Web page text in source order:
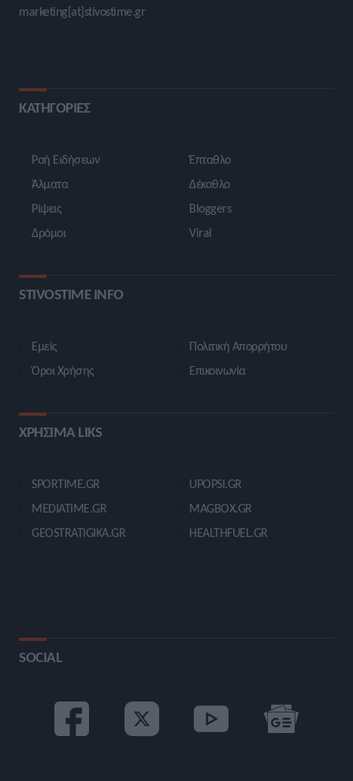
marketing[at]stivostime.gr
ΚΑΤΗΓΟΡΙΕΣ
Ροή Ειδήσεων
Άλματα
Ρίψεις
Δρόμοι
Έπταθλο
Δέκαθλο
Bloggers
Viral
STIVOSTIME INFO
Εμείς
Όροι Χρήσης
Πολιτική Απορρήτου
Επικοινωνία
ΧΡΗΣΙΜΑ LIKS
SPORTIME.GR
MEDIATIME.GR
GEOSTRATIGIKA.GR
UPOPSI.GR
MAGBOX.GR
HEALTHFUEL.GR
SOCIAL